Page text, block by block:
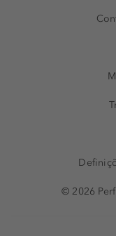
© 2026